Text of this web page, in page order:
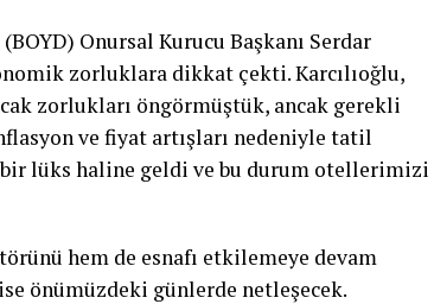
Onursal Kurucu Başkanı Serdar
zorluklara dikkat çekti. Karcılıoğlu,
zorlukları öngörmüştük, ancak gerekli
ve fiyat artışları nedeniyle tatil
lüks haline geldi ve bu durum otellerimizi
hem de esnafı etkilemeye devam
önümüzdeki günlerde netleşecek.